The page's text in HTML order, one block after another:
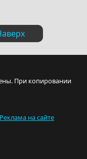
При копировании
Реклама на сайте